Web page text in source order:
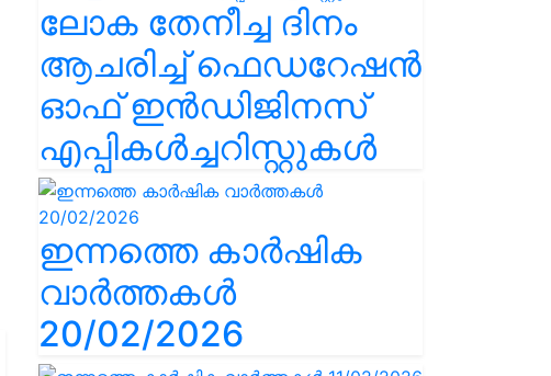
ലോക തേനീച്ച ദിനം
ആചരിച്ച് ഫെഡറേഷൻ
ഓഫ് ഇൻഡിജിനസ്
എപ്പികൾച്ചറിസ്റ്റുകൾ
ഇന്നത്തെ കാർഷിക
വാർത്തകൾ
20/02/2026